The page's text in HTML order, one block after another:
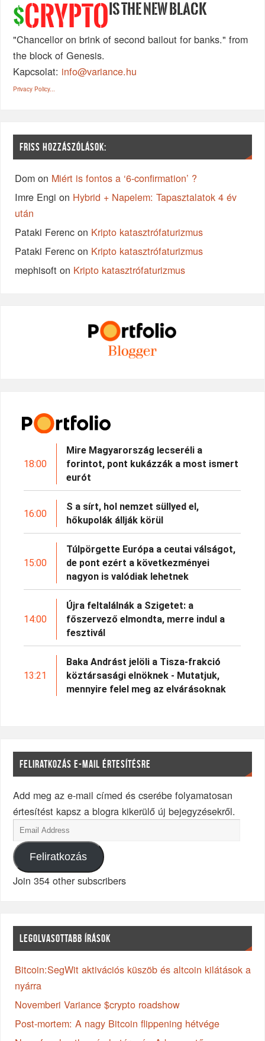
$CRYPTO IS THE NEW BLACK
"Chancellor on brink of second bailout for banks." from
the block of Genesis.
Kapcsolat: info@variance.hu
Privacy Policy...
FRISS HOZZÁSZÓLÁSOK:
Dom on Miért is fontos a ‘6-confirmation’ ?
Imre Engi on Hybrid + Napelem: Tapasztalatok 4 év
után
Pataki Ferenc on Kripto katasztrófaturizmus
Pataki Ferenc on Kripto katasztrófaturizmus
mephisoft on Kripto katasztrófaturizmus
18:00
Mire Magyarország lecseréli a
forintot, pont kukázzák a most ismert
eurót
16:00
S a sírt, hol nemzet süllyed el,
hőkupolák állják körül
15:00
Túlpörgette Európa a ceutai válságot,
de pont ezért a következményei
nagyon is valódiak lehetnek
14:00
Újra feltalálnák a Szigetet: a
főszervező elmondta, merre indul a
fesztivál
13:21
Baka Andrást jelöli a Tisza-frakció
köztársasági elnöknek - Mutatjuk,
mennyire felel meg az elvárásoknak
FELIRATKOZÁS E-MAIL ÉRTESÍTÉSRE
Add meg az e-mail címed és cserébe folyamatosan
értesítést kapsz a blogra kikerülő új bejegyzésekről.
Feliratkozás
Join 354 other subscribers
LEGOLVASOTTABB ÍRÁSOK
Bitcoin:SegWit aktivációs küszöb és altcoin kilátások a
nyárra
Novemberi Variance $crypto roadshow
Post-mortem: A nagy Bitcoin flippening hétvége